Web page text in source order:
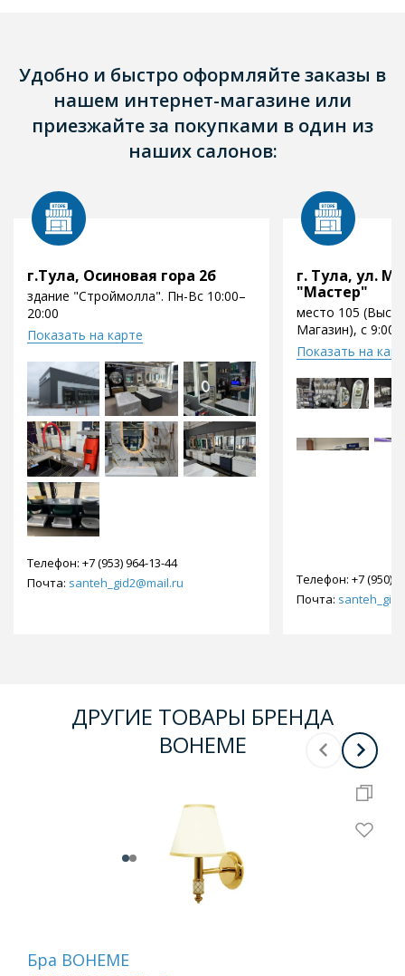
Удобно и быстро оформляйте заказы в
нашем интернет-магазине или
приезжайте за покупками в один из
наших салонов:
г.Тула, Осиновая гора 2б
здание "Строймолла". Пн-Вс 10:00–
20:00
Показать на карте
Телефон: +7 (953) 964-13-44
Почта: santeh_gid2@mail.ru
г. Тула, ул.
"Мастер"
место 105
Магазин), с 9:00
Показать на
Телефон: +7 (950)
Почта:
ДРУГИЕ ТОВАРЫ БРЕНДА
BOHEME
Бра BOHEME